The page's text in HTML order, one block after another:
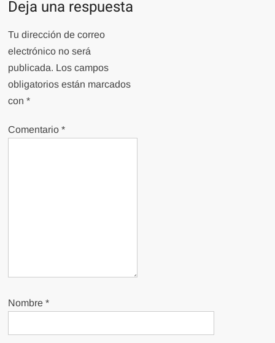
Deja una respuesta
Tu dirección de correo
electrónico no será
publicada. Los campos
obligatorios están marcados
con*
Comentario*
Nombre*